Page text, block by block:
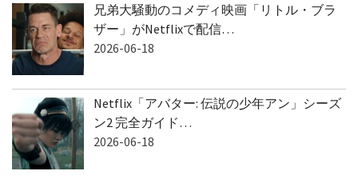
兄弟大騒動のコメディ映画「リトル・ブラ
ザー」がNetflixで配信…
2026-06-18
Netflix「アバター: 伝説の少年アン」シーズ
ン2 完全ガイド…
2026-06-18